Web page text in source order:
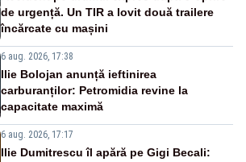
de urgență. Un TIR a lovit două trailere
încărcate cu mașini
6 aug. 2026, 17:38
Ilie Bolojan anunță ieftinirea
carburanților: Petromidia revine la
capacitate maximă
6 aug. 2026, 17:17
Ilie Dumitrescu îl apără pe Gigi Becali: